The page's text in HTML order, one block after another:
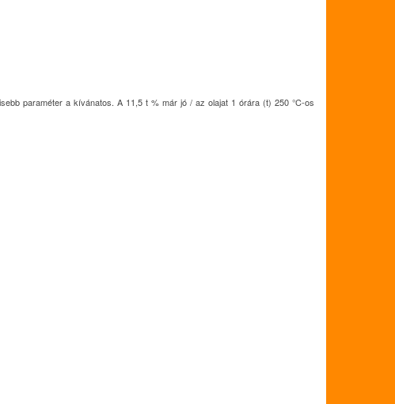
paraméter a kívánatos. A 11,5 t % már jó / az olajat 1 órára (t) 250 °C-os